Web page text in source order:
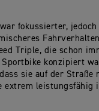
fokussierter,
Triple, die schon
konzipiert
sie auf der Straße
extrem leistungsfähig